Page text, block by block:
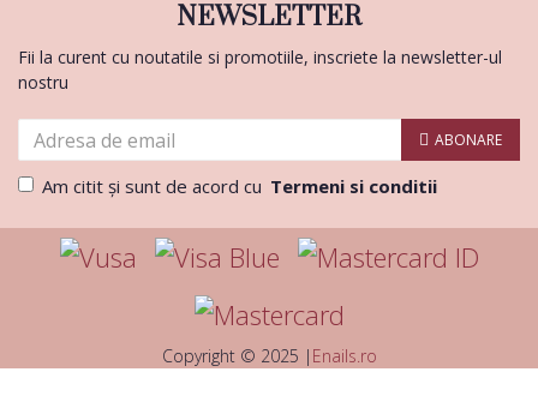
NEWSLETTER
Fii la curent cu noutatile si promotiile, inscriete la newsletter-ul
nostru
ABONARE
Am citit şi sunt de acord cu Termeni si conditii
Copyright © 2025 | Enails.ro